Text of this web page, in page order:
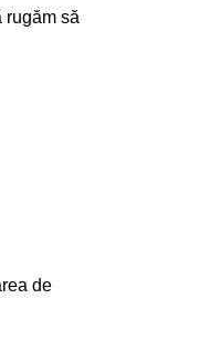
rugăm să
de